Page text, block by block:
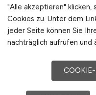
"Alle akzeptieren" klicken,
Cookies zu. Unter dem
jeder Seite können Sie
nachträglich aufrufen und